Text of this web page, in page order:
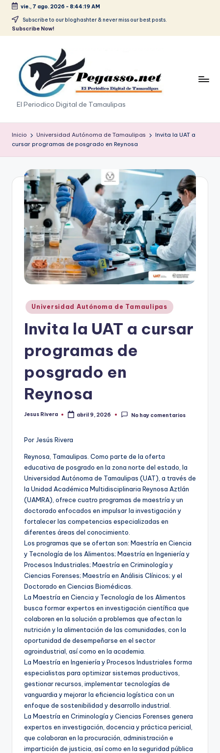
Saltar
vie., 7 ago. 2026 - 8:44:19 AM
Subscribe to our bloghashter & never miss our best posts.
Subscribe Now!
p
e
g
a
o
p
El Periodico Digital de Tamaulipas
Inicio Universidad Autónoma de Tamaulipas
Invita la UAT a
cursar programas de posgrado en Reynosa
Publicado
en
Universidad Autónoma de Tamaulipas
Invita la UAT a cursar
programas de
posgrado en
Reynosa
Publicado
Jesus Rivera abril 9, 2026 No hay comentarios
Por Jesús Rivera
Reynosa, Tamaulipas. Como parte de la oferta
educativa de posgrado en la zona norte del estado, la
Universidad Autónoma de Tamaulipas (UAT), a través de
la Unidad Académica Multidisciplinaria Reynosa Aztlán
(UAMRA), ofrece cuatro programas de maestría y un
doctorado enfocados en impulsar la investigación y
fortalecer las competencias especializadas en
diferentes áreas del conocimiento.
Los programas que se ofertan son: Maestría en Ciencia
y Tecnología de los Alimentos; Maestría en Ingeniería y
Procesos Industriales; Maestría en Criminología y
Ciencias Forenses; Maestría en Análisis Clínicos; y el
Doctorado en Ciencias Biomédicas.
La Maestría en Ciencia y Tecnología de los Alimentos
busca formar expertos en investigación científica que
colaboren en la solución a problemas que afectan la
nutrición y la alimentación de las comunidades, con la
oportunidad de desempeñarse en el sector
agroindustrial, así como en la academia.
La Maestría en Ingeniería y Procesos Industriales forma
especialistas para optimizar sistemas productivos,
gestionar recursos, implementar tecnologías de
vanguardia y mejorar la eficiencia logística con un
enfoque de sostenibilidad y desarrollo industrial.
La Maestría en Criminología y Ciencias Forenses genera
expertos en investigación, docencia y práctica pericial,
que colaboran en la procuración, administración e
impartición de justicia, así como en la seguridad pública